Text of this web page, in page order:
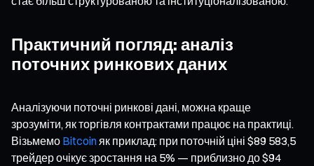
Практичний погляд: аналіз
поточних ринкових даних
Аналізуючи поточні ринкові дані, можна краще
зрозуміти, як торгівля контрактами працює на практиці.
Візьмемо Bitcoin як приклад: при поточній ціні $89 583,5
трейдер очікує зростання на 5% — приблизно до $94